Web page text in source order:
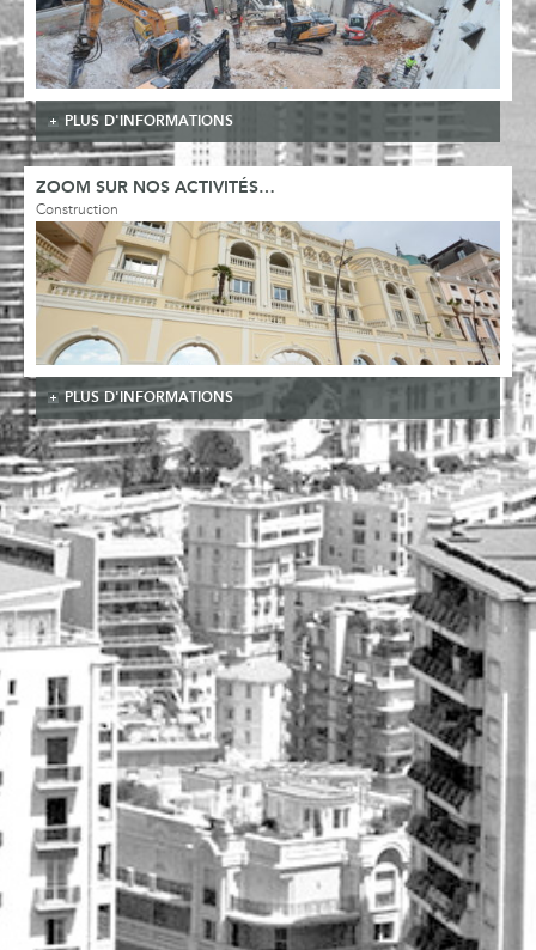
PLUS D'INFORMATIONS
ZOOM SUR NOS ACTIVITÉS…
Construction
PLUS D'INFORMATIONS